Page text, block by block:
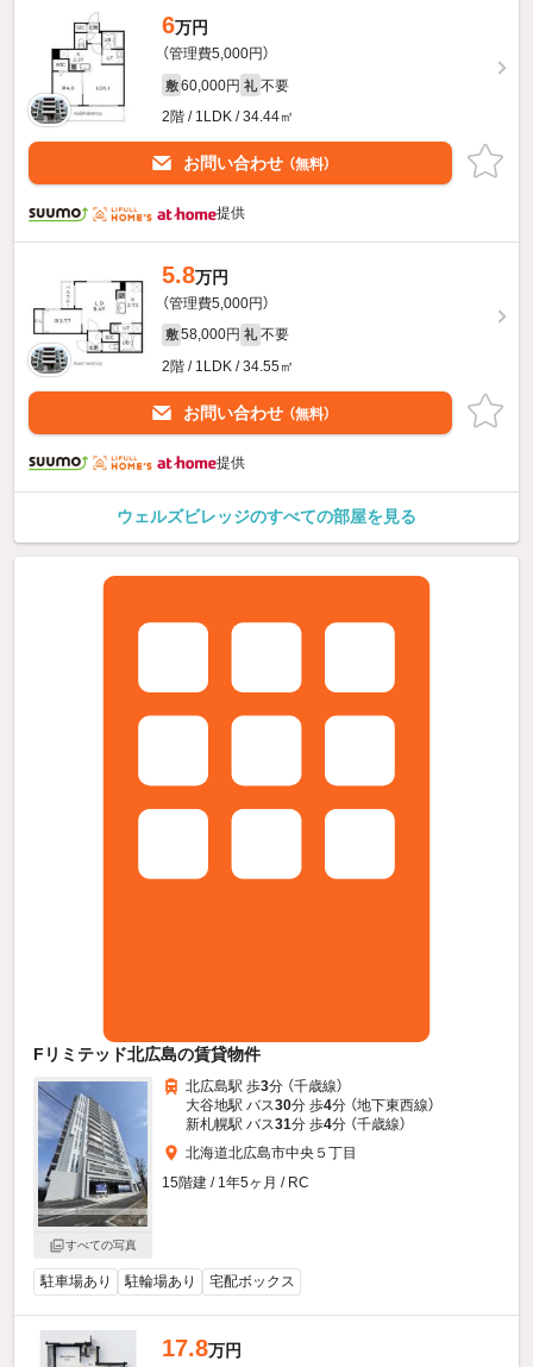
6万円
（管理費5,000円）
敷 60,000円 礼 不要
2階 / 1LDK / 34.44㎡
お問い合わせ （無料）
提供
5.8万円
（管理費5,000円）
敷 58,000円 礼 不要
2階 / 1LDK / 34.55㎡
お問い合わせ （無料）
提供
ウェルズビレッジのすべての部屋を見る
Fリミテッド北広島の賃貸物件
すべての写真
北広島駅 歩3分 （千歳線）
大谷地駅 バス30分 歩4分 （地下東西線）
新札幌駅 バス31分 歩4分 （千歳線）
北海道北広島市中央５丁目
15階建 / 1年5ヶ月 / RC
駐車場あり 駐輪場あり 宅配ボックス
17.8万円